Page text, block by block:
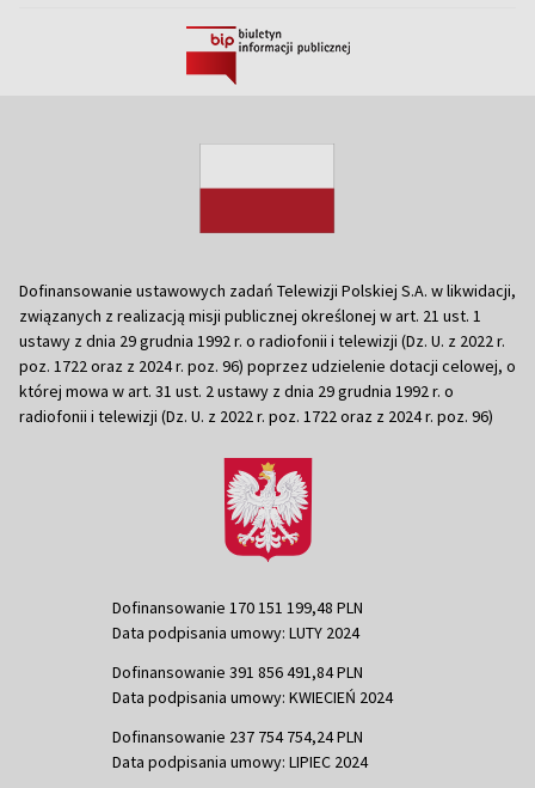
Dofinansowanie ustawowych zadań Telewizji Polskiej S.A. w likwidacji,
związanych z realizacją misji publicznej określonej w art. 21 ust. 1
ustawy z dnia 29 grudnia 1992 r. o radiofonii i telewizji (Dz. U. z 2022 r.
poz. 1722 oraz z 2024 r. poz. 96) poprzez udzielenie dotacji celowej, o
której mowa w art. 31 ust. 2 ustawy z dnia 29 grudnia 1992 r. o
radiofonii i telewizji (Dz. U. z 2022 r. poz. 1722 oraz z 2024 r. poz. 96)
Dofinansowanie 170 151 199,48 PLN
Data podpisania umowy: LUTY 2024
Dofinansowanie 391 856 491,84 PLN
Data podpisania umowy: KWIECIEŃ 2024
Dofinansowanie 237 754 754,24 PLN
Data podpisania umowy: LIPIEC 2024